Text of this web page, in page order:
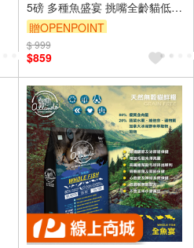
5磅 多種魚盛宴 挑嘴全齡貓低敏
護膚配方
贈OPENPOINT
$ 999
$859